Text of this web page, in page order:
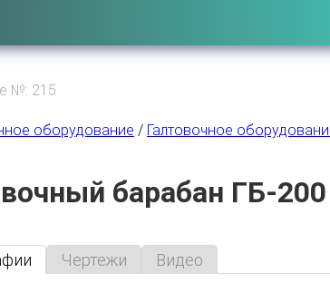
№: 215
оборудование / Галтовочное
барабан ГБ-
Чертежи Видео